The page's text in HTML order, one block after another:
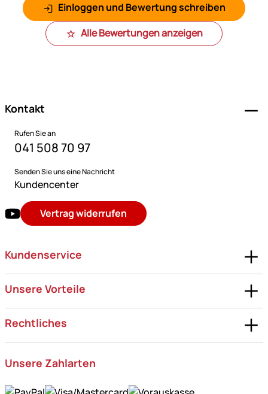
Einloggen und Bewertung schreiben
Alle Bewertungen anzeigen
Kontakt
Rufen Sie an
041 508 70 97
Senden Sie uns eine Nachricht
Kundencenter
Vertrag widerrufen
Kundenservice
Unsere Vorteile
Rechtliches
Unsere Zahlarten